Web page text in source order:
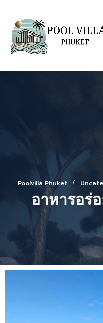
Poolvilla Phuket
อาหารอร่